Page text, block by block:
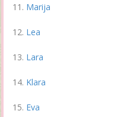
Marija
Lea
Lara
Klara
Eva